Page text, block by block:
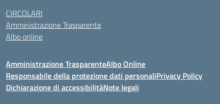
CIRCOLARI
Amministrazione Trasparente
Albo online
Amministrazione TrasparenteAlbo Online
Responsabile della protezione dati personaliPrivacy Policy
Dichiarazione di accessibilitàNote legali